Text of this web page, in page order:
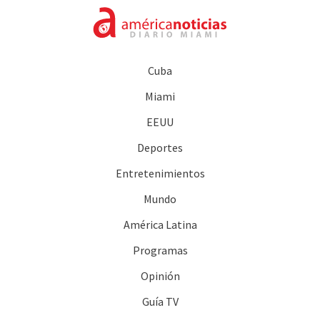
Cuba
Miami
EEUU
Deportes
Entretenimientos
Mundo
América Latina
Programas
Opinión
Guía TV